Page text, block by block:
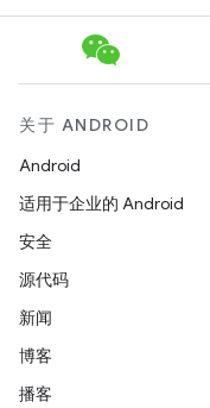
关于 ANDROID
Android
适用于企业的 Android
安全
源代码
新闻
博客
播客